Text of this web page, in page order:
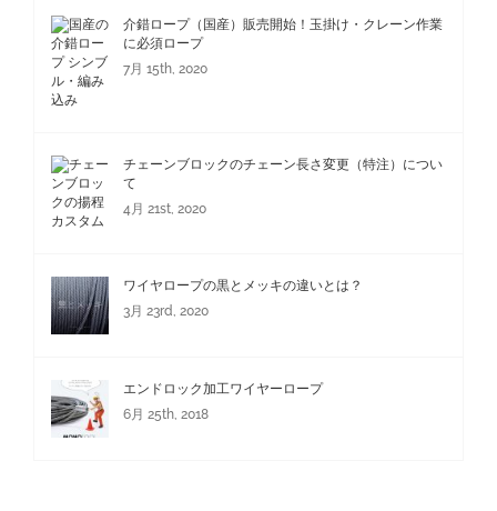
介錯ロープ（国産）販売開始！玉掛け・クレーン作業
に必須ロープ
7月 15th, 2020
チェーンブロックのチェーン長さ変更（特注）につい
て
4月 21st, 2020
ワイヤロープの黒とメッキの違いとは？
3月 23rd, 2020
エンドロック加工ワイヤーロープ
6月 25th, 2018